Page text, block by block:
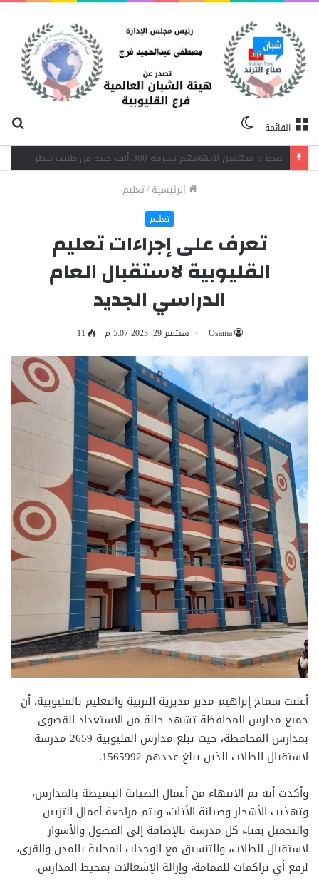
القائمة
المظلم
اندلاع حريق داخل مصنع نسيج بشبرا الخيمة.. 3 سيارات إطفاء تحاصر النيران
الرئيسية/تعليم
تعليم
تعرف على إجراءات تعليم
القليوبية لاستقبال العام
الدراسي الجديد
Osama سبتمبر 29, 2023 5:07 م 11
أعلنت سماح إبراهيم مدير مديرية التربية والتعليم بالقليوبية، أن
جميع مدارس المحافظة تشهد حالة من الاستعداد القصوى
بمدارس المحافظة، حيث تبلغ مدارس القليوبية 2659 مدرسة
لاستقبال الطلاب الذين يبلغ عددهم 1565992.
وأكدت أنه تم الانتهاء من أعمال الصيانة البسيطة بالمدارس،
وتهذيب الأشجار وصيانة الأثاث، ويتم مراجعة أعمال التزيين
والتجميل بفناء كل مدرسة بالإضافة إلى الفصول والأسوار
لاستقبال الطلاب، والتنسيق مع الوحدات المحلية بالمدن والقرى،
لرفع أي تراكمات للقمامة، وإزالة الإشغالات بمحيط المدارس.